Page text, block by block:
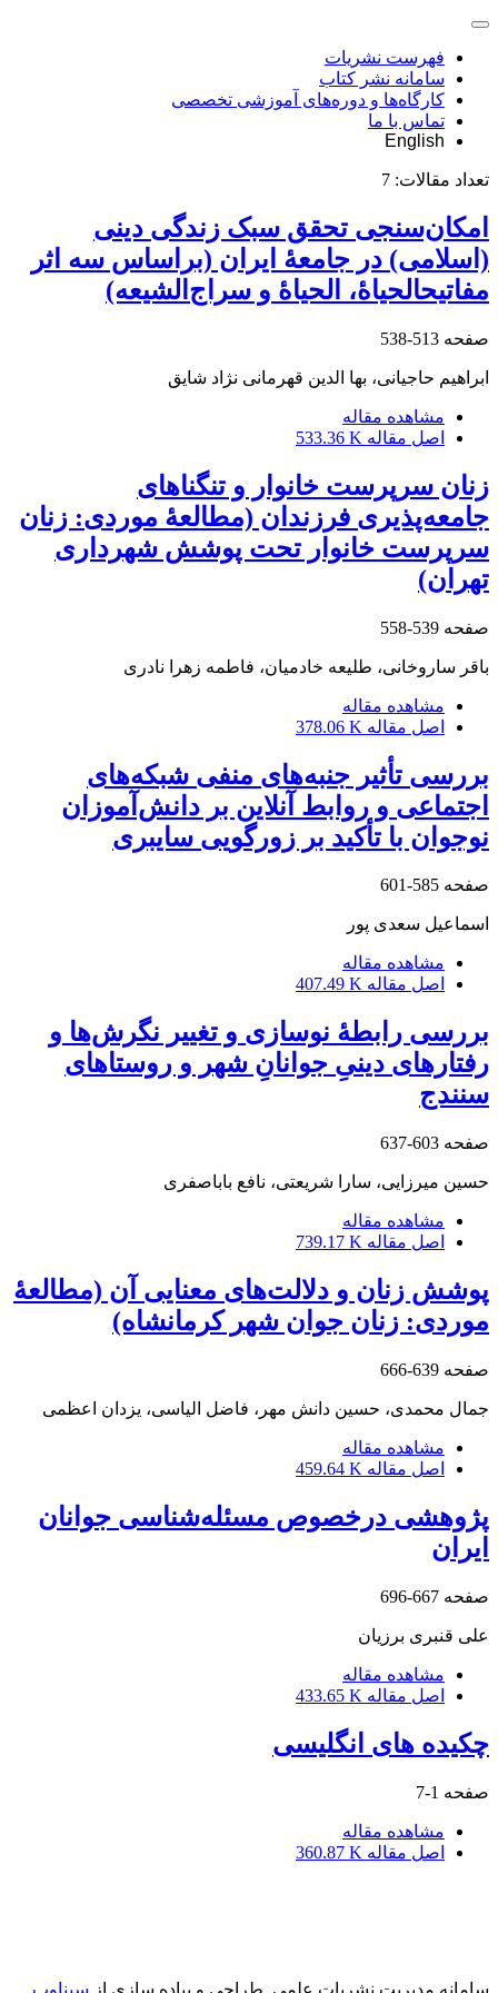
فهرست نشریات
سامانه نشر کتاب
کارگاه‌ها و دوره‌های آموزشی تخصصی
تماس با ما
English
تعداد مقالات: 7
امکان‌سنجی تحقق سبک زندگی دینی
(اسلامی) در جامعۀ ایران (براساس سه اثر
مفاتیحالحیاۀ، الحیاۀ و سراج‌الشیعه)
صفحه 513-538
ابراهیم حاجیانی، بها الدین قهرمانی نژاد شایق
مشاهده مقاله
اصل مقاله 533.36 K
زنان سرپرست خانوار و تنگناهای
جامعه‌پذیری فرزندان (مطالعۀ موردی: زنان
سرپرست خانوار تحت پوشش شهرداری
تهران)
صفحه 539-558
باقر ساروخانی، طلیعه خادمیان، فاطمه زهرا نادری
مشاهده مقاله
اصل مقاله 378.06 K
بررسی تأثیر جنبه‌های منفی شبکه‌های
اجتماعی و روابط آنلاین بر دانش‌آموزان
نوجوان با تأکید بر زورگویی سایبری
صفحه 585-601
اسماعیل سعدی پور
مشاهده مقاله
اصل مقاله 407.49 K
بررسی رابطۀ نوسازی و تغییر نگرش‌ها و
رفتارهای دینیِ جوانانِ شهر و روستاهای
سنندج
صفحه 603-637
حسین میرزایی، سارا شریعتی، نافع باباصفری
مشاهده مقاله
اصل مقاله 739.17 K
پوشش زنان و دلالت‌های معنایی آن (مطالعۀ‌
موردی: زنان جوان شهر کرمانشاه)
صفحه 639-666
جمال محمدی، حسین دانش مهر، فاضل الیاسی، یزدان اعظمی
مشاهده مقاله
اصل مقاله 459.64 K
پژوهشی درخصوص مسئله‌شناسی جوانان
ایران
صفحه 667-696
علی قنبری برزیان
مشاهده مقاله
اصل مقاله 433.65 K
چکیده های انگلیسی
صفحه 1-7
مشاهده مقاله
اصل مقاله 360.87 K
سامانه مدیریت نشریات علمی. طراحی و پیاده سازی از سیناوب